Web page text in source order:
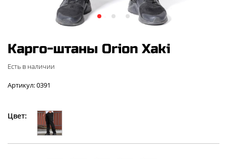
Карго-штаны Orion Xaki
Есть в наличии
Артикул: 0391
Цвет: